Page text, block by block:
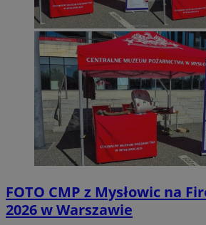
FOTO CMP z Mysłowic na
2026 w Warszawie